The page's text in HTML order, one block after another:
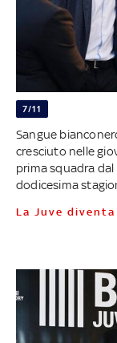
7/11
Sangue
cresciuto nelle
prima squadra
dodicesima
La Juve